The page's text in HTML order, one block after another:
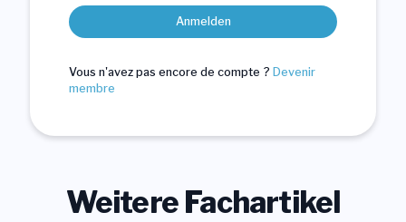
Anmelden
Vous n'avez pas encore de compte ?Devenir
membre
Weitere Fachartikel